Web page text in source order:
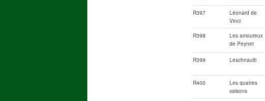
R397
Léonard de
Vinci
R398
Les amoureux
de Peynet
R399 Leschnaulti
R400
Les quatres
saisons